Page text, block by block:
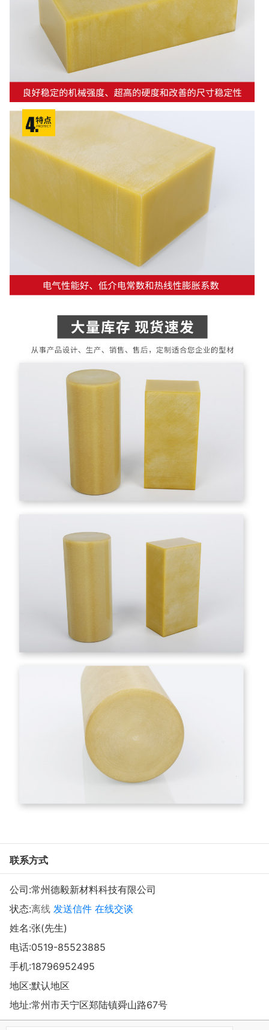
联系方式
公司:常州德毅新材料科技有限公司
状态:离线 发送信件 在线交谈
姓名:张(先生)
电话:0519-85523885
手机:18796952495
地区:默认地区
地址:常州市天宁区郑陆镇舜山路67号